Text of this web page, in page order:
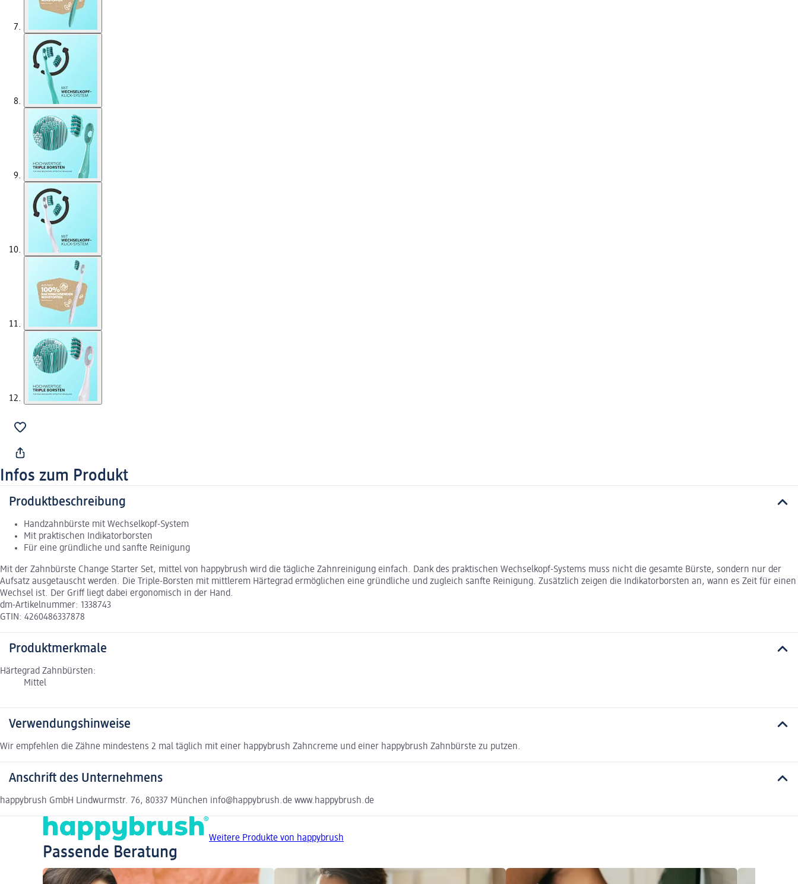
Infos zum Produkt
Produktbeschreibung
Handzahnbürste mit Wechselkopf-System
Mit praktischen Indikatorborsten
Für eine gründliche und sanfte Reinigung
Mit der Zahnbürste Change Starter Set, mittel von happybrush wird die tägliche Zahnreinigung einfach. Dank des praktischen Wechselkopf-Systems muss nicht die gesamte Bürste, sondern nur der
Aufsatz ausgetauscht werden. Die Triple-Borsten mit mittlerem Härtegrad ermöglichen eine gründliche und zugleich sanfte Reinigung. Zusätzlich zeigen die Indikatorborsten an, wann es Zeit für einen
Wechsel ist. Der Griff liegt dabei ergonomisch in der Hand.
dm-Artikelnummer: 1338743
GTIN: 4260486337878
Produktmerkmale
Härtegrad Zahnbürsten:
Mittel
Verwendungshinweise
Wir empfehlen die Zähne mindestens 2 mal täglich mit einer happybrush Zahncreme und einer happybrush Zahnbürste zu putzen.
Anschrift des Unternehmens
happybrush GmbH Lindwurmstr. 76, 80337 München info@happybrush.de www.happybrush.de
Weitere Produkte von happybrush
Passende Beratung